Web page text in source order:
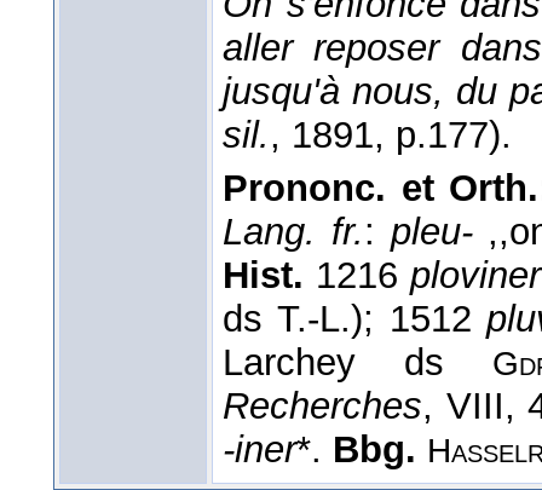
aller reposer
jusqu'à nous, du
sil., 1891, p.177).
Prononc. et
Lang. fr.: pleu-
Hist. 1216ploviner
ds T.-L.); 1512
Larchey ds
Recherches, VIII,
-iner*. Bbg.